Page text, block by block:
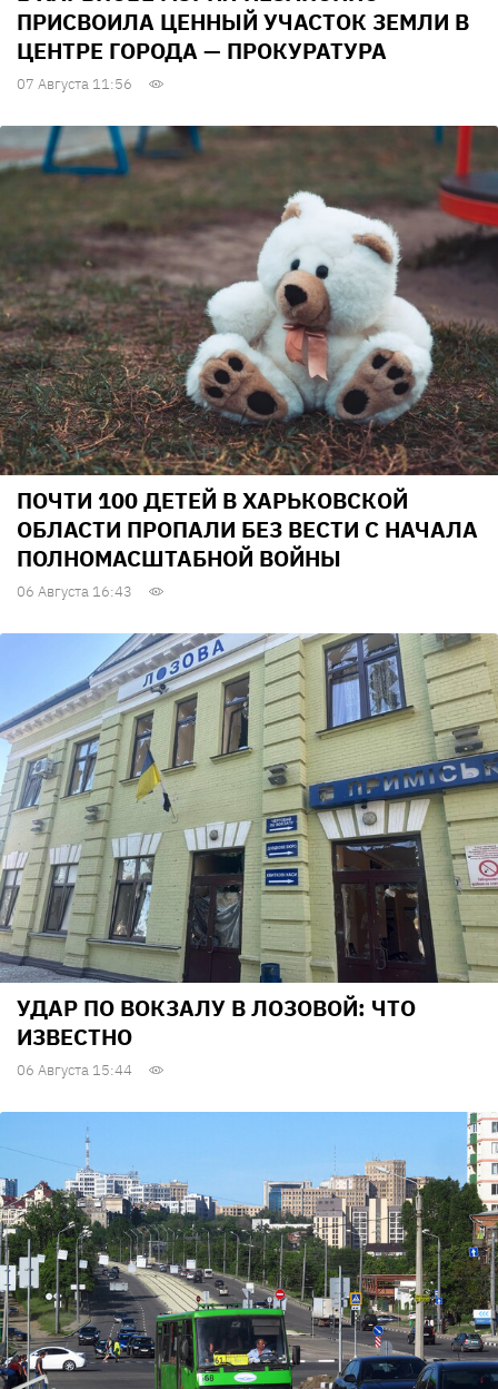
ПРИСВОИЛА ЦЕННЫЙ УЧАСТОК ЗЕМЛИ В
ЦЕНТРЕ ГОРОДА — ПРОКУРАТУРА
07 Августа 11:56
ПОЧТИ 100 ДЕТЕЙ В ХАРЬКОВСКОЙ
ОБЛАСТИ ПРОПАЛИ БЕЗ ВЕСТИ С НАЧАЛА
ПОЛНОМАСШТАБНОЙ ВОЙНЫ
06 Августа 16:43
УДАР ПО ВОКЗАЛУ В ЛОЗОВОЙ: ЧТО
ИЗВЕСТНО
06 Августа 15:44